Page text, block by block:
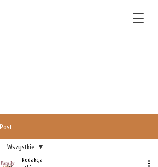
Post
Wszystkie
Redakcja